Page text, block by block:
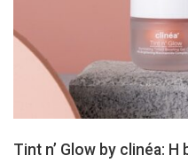
Tint n’ Glow by clinéa: